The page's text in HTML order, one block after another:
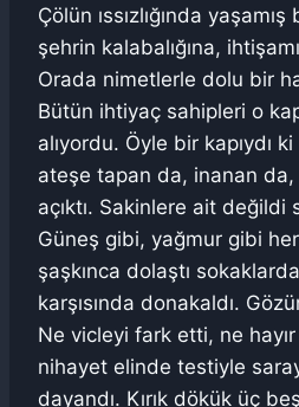
Çölün ıssızlığında
şehrin kalabalığına,
Orada nimetlerle dolu bir
Bütün ihtiyaç sahipleri o
alıyordu. Öyle bir kapıydı
ateşe tapan da, inanan
açıktı. Sakinlere ait değildi
Güneş gibi, yağmur gibi
şaşkınca dolaştı
karşısında donakaldı.
Ne vicleyi fark etti, ne
nihayet elinde testiyle
dayandı. Kırık dökük üç